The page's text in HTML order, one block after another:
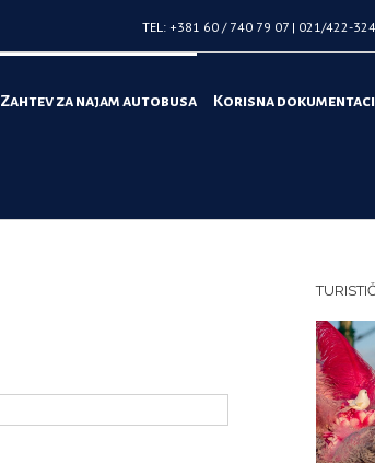
TEL: +381 60 / 740 79 07 | 021/422-
Zahtev za najam autobusa Korisna